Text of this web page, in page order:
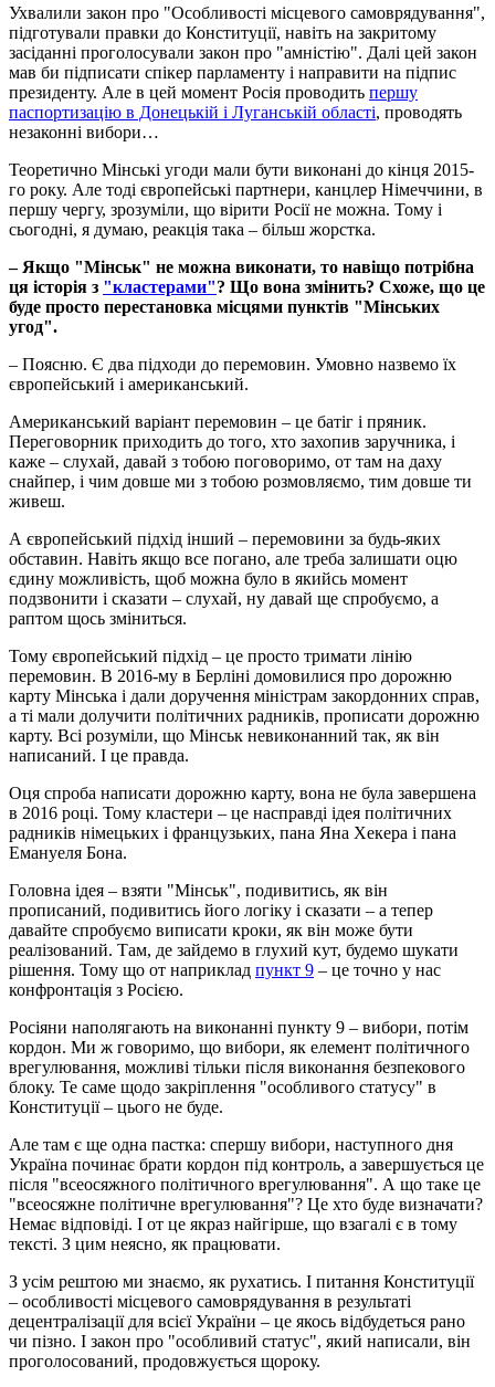
Ухвалили закон про "Особливості місцевого самоврядування",
підготували правки до Конституції, навіть на закритому
засіданні проголосували закон про "амністію". Далі цей закон
мав би підписати спікер парламенту і направити на підпис
президенту. Але в цей момент Росія проводить першу
паспортизацію в Донецькій і Луганській області, проводять
незаконні вибори…
Теоретично Мінські угоди мали бути виконані до кінця 2015-
го року. Але тоді європейські партнери, канцлер Німеччини, в
першу чергу, зрозуміли, що вірити Росії не можна. Тому і
сьогодні, я думаю, реакція така – більш жорстка.
– Якщо "Мінськ" не можна виконати, то навіщо потрібна
ця історія з "кластерами"? Що вона змінить? Схоже, що це
буде просто перестановка місцями пунктів "Мінських
угод".
– Поясню. Є два підходи до перемовин. Умовно назвемо їх
європейський і американський.
Американський варіант перемовин – це батіг і пряник.
Переговорник приходить до того, хто захопив заручника, і
каже – слухай, давай з тобою поговоримо, от там на даху
снайпер, і чим довше ми з тобою розмовляємо, тим довше ти
живеш.
А європейський підхід інший – перемовини за будь-яких
обставин. Навіть якщо все погано, але треба залишати оцю
єдину можливість, щоб можна було в якийсь момент
подзвонити і сказати – слухай, ну давай ще спробуємо, а
раптом щось зміниться.
Тому європейський підхід – це просто тримати лінію
перемовин. В 2016-му в Берліні домовилися про дорожню
карту Мінська і дали доручення міністрам закордонних справ,
а ті мали долучити політичних радників, прописати дорожню
карту. Всі розуміли, що Мінськ невиконанний так, як він
написаний. І це правда.
Оця спроба написати дорожню карту, вона не була завершена
в 2016 році. Тому кластери – це насправді ідея політичних
радників німецьких і французьких, пана Яна Хекера і пана
Емануеля Бона.
Головна ідея – взяти "Мінськ", подивитись, як він
прописаний, подивитись його логіку і сказати – а тепер
давайте спробуємо виписати кроки, як він може бути
реалізований. Там, де зайдемо в глухий кут, будемо шукати
рішення. Тому що от наприклад пункт 9 – це точно у нас
конфронтація з Росією.
Росіяни наполягають на виконанні пункту 9 – вибори, потім
кордон. Ми ж говоримо, що вибори, як елемент політичного
врегулювання, можливі тільки після виконання безпекового
блоку. Те саме щодо закріплення "особливого статусу" в
Конституції – цього не буде.
Але там є ще одна пастка: спершу вибори, наступного дня
Україна починає брати кордон під контроль, а завершується це
після "всеосяжного політичного врегулювання". А що таке це
"всеосяжне політичне врегулювання"? Це хто буде визначати?
Немає відповіді. І от це якраз найгірше, що взагалі є в тому
тексті. З цим неясно, як працювати.
З усім рештою ми знаємо, як рухатись. І питання Конституції
– особливості місцевого самоврядування в результаті
децентралізації для всієї України – це якось відбудеться рано
чи пізно. І закон про "особливий статус", який написали, він
проголосований, продовжується щороку.